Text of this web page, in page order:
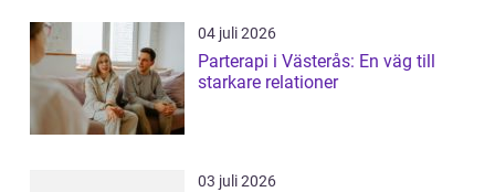
04 juli 2026
Parterapi i Västerås: En väg till
starkare relationer
03 juli 2026